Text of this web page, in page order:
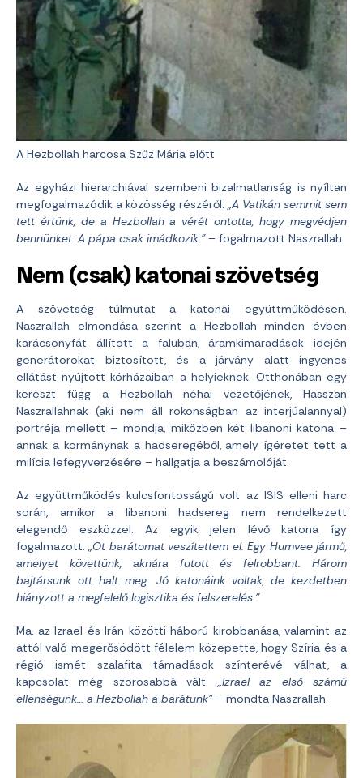
A Hezbollah harcosa Szűz Mária előtt
Az egyházi hierarchiával szembeni bizalmatlanság is nyíltan
megfogalmazódik a közösség részéről: „A Vatikán semmit sem
tett értünk, de a Hezbollah a vérét ontotta, hogy megvédjen
bennünket. A pápa csak imádkozik.”– fogalmazott Naszrallah.
Nem (csak) katonai szövetség
A szövetség túlmutat a katonai együttműködésen.
Naszrallah elmondása szerint a Hezbollah minden évben
karácsonyfát állított a faluban, áramkimaradások idején
generátorokat biztosított, és a járvány alatt ingyenes
ellátást nyújtott kórházaiban a helyieknek. Otthonában egy
kereszt függ a Hezbollah néhai vezetőjének, Hasszan
Naszrallahnak (aki nem áll rokonságban az interjúalannyal)
portréja mellett – mondja, miközben két libanoni katona –
annak a kormánynak a hadseregéből, amely ígéretet tett a
milícia lefegyverzésére – hallgatja a beszámolóját.
Az együttműködés kulcsfontosságú volt az ISIS elleni harc
során, amikor a libanoni hadsereg nem rendelkezett
elegendő eszközzel. Az egyik jelen lévő katona így
fogalmazott:„Öt barátomat veszítettem el. Egy Humvee jármű,
amelyet követtünk, aknára futott és felrobbant. Három
bajtársunk ott halt meg. Jó katonáink voltak, de kezdetben
hiányzott a megfelelő logisztika és felszerelés.”
Ma, az Izrael és Irán közötti háború kirobbanása, valamint az
attól való megerősödött félelem közepette, hogy Szíria és a
régió ismét szalafita támadások színterévé válhat, a
kapcsolat még szorosabbá vált. „Izrael az első számú
ellenségünk… a Hezbollah a barátunk”– mondta Naszrallah.